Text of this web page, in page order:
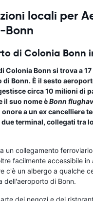
locali per
Bonn
di Colonia Bonn
Colonia Bonn si trova a 17
di Bonn. È il sesto
circa 10 milioni di
il suo nome èBonn
onore a un ex cancelliere
terminal, collegati tra
un collegamento
facilmente accessibile in
c'è un albergo a qualche
dell'aeroporto di Bonn.
dei negozi e dei